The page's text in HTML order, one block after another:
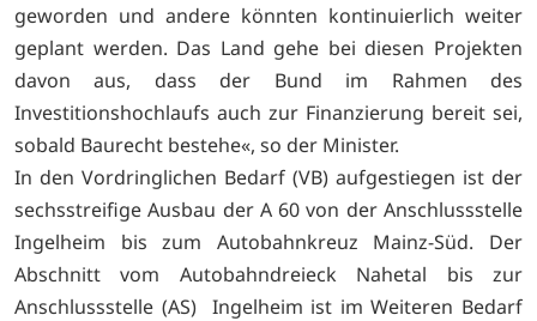
geworden und andere könnten kontinuierlich weiter
geplant werden. Das Land gehe bei diesen Projekten
davon aus, dass der Bund im Rahmen des
Investitionshochlaufs auch zur Finanzierung bereit sei,
sobald Baurecht bestehe«, so der Minister.
In den Vordringlichen Bedarf (VB) aufgestiegen ist der
sechsstreifige Ausbau der A 60 von der Anschlussstelle
Ingelheim bis zum Autobahnkreuz Mainz-Süd. Der
Abschnitt vom Autobahndreieck Nahetal bis zur
Anschlussstelle (AS) Ingelheim ist im Weiteren Bedarf